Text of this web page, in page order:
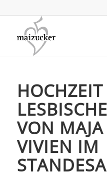
VON
VIVIEN IM